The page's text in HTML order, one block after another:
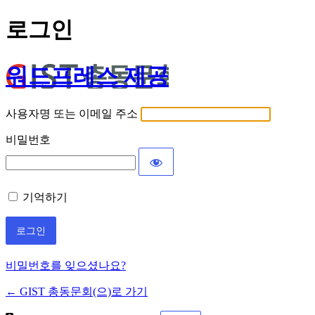
로그인
워드프레스 제공
사용자명 또는 이메일 주소
비밀번호
기억하기
비밀번호를 잊으셨나요?
← GIST 총동문회(으)로 가기